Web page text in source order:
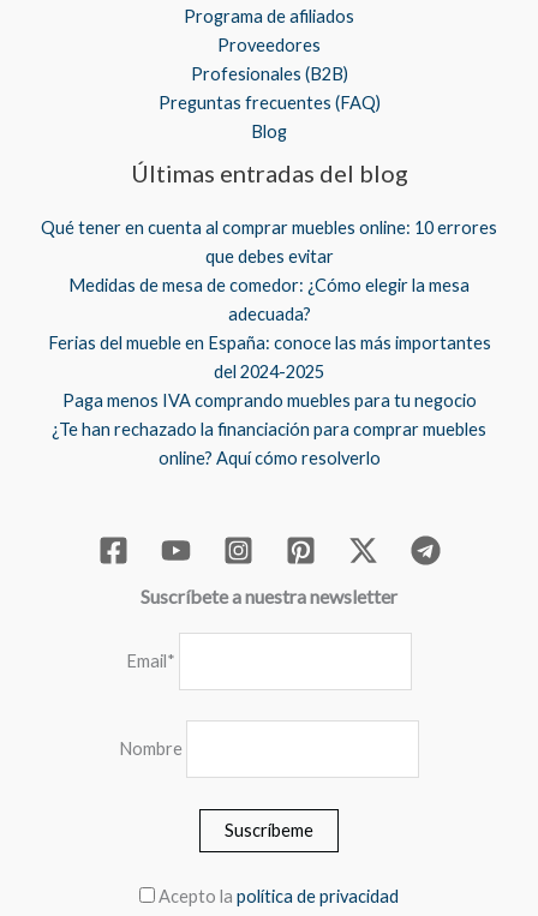
Programa de afiliados
Proveedores
Profesionales (B2B)
Preguntas frecuentes (FAQ)
Blog
Últimas entradas del blog
Qué tener en cuenta al comprar muebles online: 10 errores
que debes evitar
Medidas de mesa de comedor: ¿Cómo elegir la mesa
adecuada?
Ferias del mueble en España: conoce las más importantes
del 2024-2025
Paga menos IVA comprando muebles para tu negocio
¿Te han rechazado la financiación para comprar muebles
online? Aquí cómo resolverlo
Suscríbete a nuestra newsletter
Email*
Nombre
Acepto la política de privacidad